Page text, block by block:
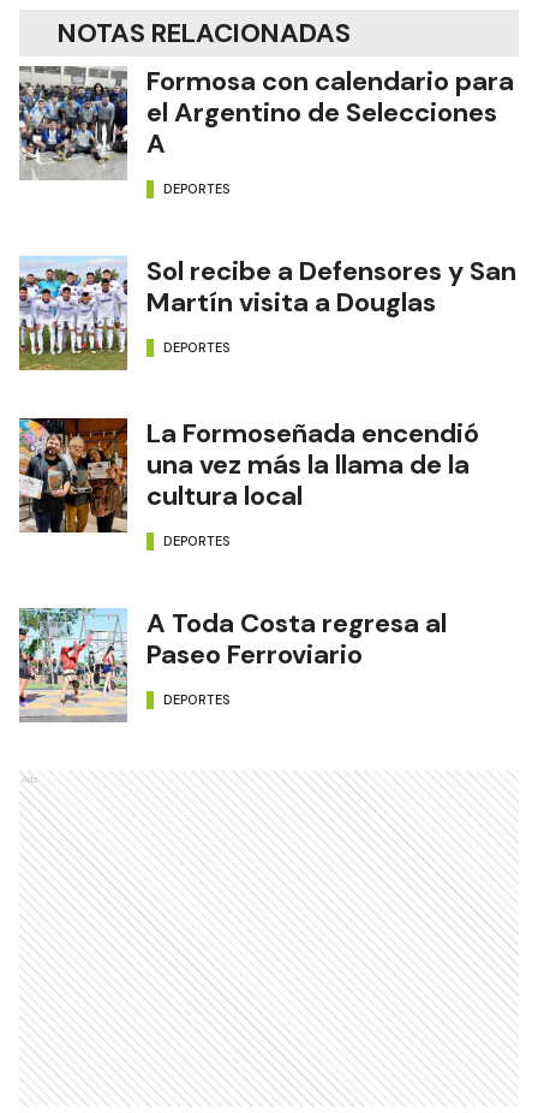
NOTAS RELACIONADAS
Formosa con calendario para
el Argentino de Selecciones
A
DEPORTES
Sol recibe a Defensores y San
Martín visita a Douglas
DEPORTES
La Formoseñada encendió
una vez más la llama de la
cultura local
DEPORTES
A Toda Costa regresa al
Paseo Ferroviario
DEPORTES
Ads